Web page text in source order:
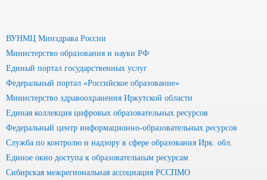
ВУНМЦ Минздрава России
Министерство образования и науки РФ
Единый портал государственных услуг
Федеральный портал «Российское образование»
Министерство здравоохранения Иркутской области
Единая коллекция цифровых образовательных ресурсов
Федеральный центр информационно-образовательных ресурсов
Служба по контролю и надзору в сфере образования Ирк. обл.
Единое окно доступа к образовательным ресурсам
Сибирская межрегиональная ассоциация РССПМО